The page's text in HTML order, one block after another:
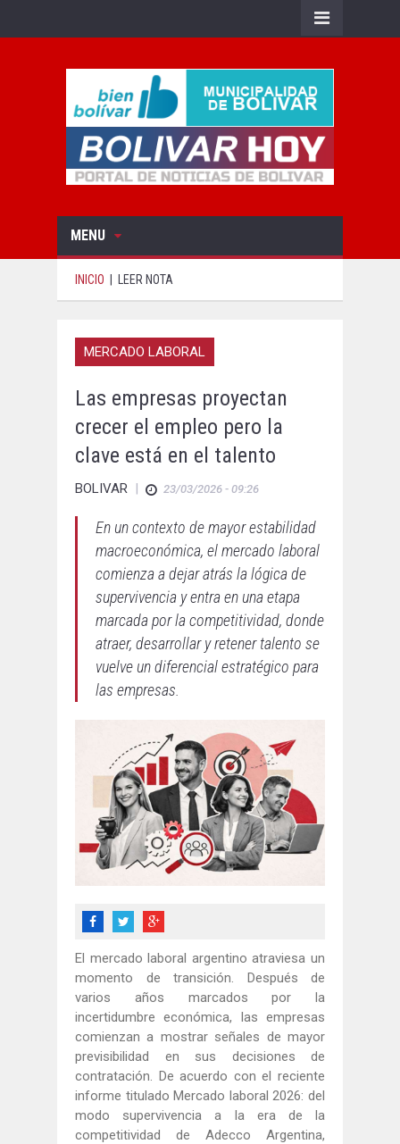
MENU
INICIO LEER NOTA
MERCADO LABORAL
Las empresas proyectan
crecer el empleo pero la
clave está en el talento
BOLIVAR | 23/03/2026 - 09:26
En un contexto de mayor estabilidad
macroeconómica, el mercado laboral
comienza a dejar atrás la lógica de
supervivencia y entra en una etapa
marcada por la competitividad, donde
atraer, desarrollar y retener talento se
vuelve un diferencial estratégico para
las empresas.
El mercado laboral argentino atraviesa un
momento de transición. Después de
varios años marcados por la
incertidumbre económica, las empresas
comienzan a mostrar señales de mayor
previsibilidad en sus decisiones de
contratación. De acuerdo con el reciente
informe titulado Mercado laboral 2026: del
modo supervivencia a la era de la
competitividad de Adecco Argentina,